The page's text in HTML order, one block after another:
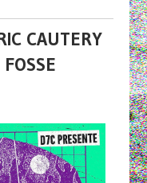
CAUTERY